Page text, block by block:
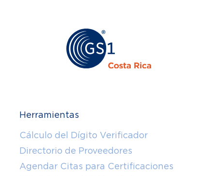
Herramientas
Cálculo del Dígito Verificador
Directorio de Proveedores
Agendar Citas para Certificaciones